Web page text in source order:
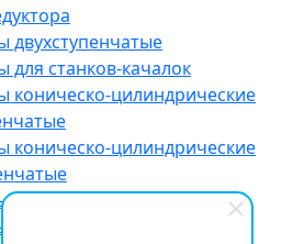
двухступенчатые
для станков-качалок
коническо-цилиндрические
коническо-цилиндрические
одноступенчатые
типа РМ